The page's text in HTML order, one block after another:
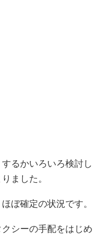
るかいろいろ検討し
ました。
ぼ確定の状況です。
シーの手配をはじめ